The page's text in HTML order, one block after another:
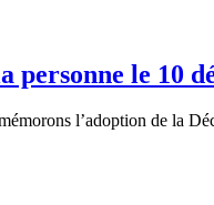
personne le 10
l’adoption de la